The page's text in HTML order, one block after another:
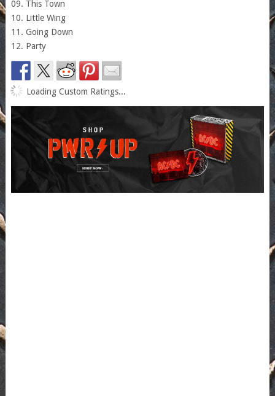
09. This Town
10. Little Wing
11. Going Down
12. Party
Loading Custom Ratings...